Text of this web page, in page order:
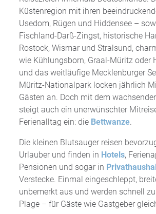
Küstenregion mit ihren
Usedom, Rügen und Hiddensee –
Fischland-Darß-Zingst, historische
Rostock, Wismar und Stralsund,
wie Kühlungsborn, Graal-Müritz oder
und das weitläufige Mecklenburger
Müritz-Nationalpark locken jährlich
Gästen an. Doch mit dem
steigt auch ein unerwünschter
Ferienalltag ein: die Bettwanze.
Die kleinen Blutsauger reisen
Urlauber und finden in Hotels,
Pensionen und sogar in
Verstecke. Einmal eingeschleppt,
unbemerkt aus und werden schnell
Plage – für Gäste wie Gastgeber